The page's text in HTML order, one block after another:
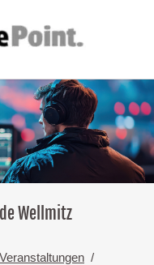
Wellmitz
Veranstaltungen